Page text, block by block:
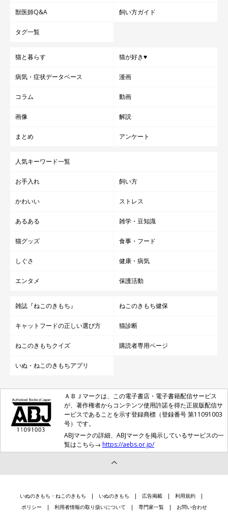
獣医師Q&A 飼い方ガイド
タグ一覧
猫と暮らす 猫が好き♥
病気・症状データベース 漫画
コラム 動画
画像 解説
まとめ アンケート
人気キーワード一覧
お手入れ 飼い方
かわいい ストレス
あるある 雑学・豆知識
猫グッズ 食事・フード
しぐさ 健康・病気
エンタメ 保護活動
雑誌『ねこのきもち』 ねこのきもち健保
キャットフードの正しい選び方 猫診断
ねこのきもちクイズ 購読者専用ページ
いぬ・ねこのきもちアプリ
ＡＢＪマークは、この電子書店・電子書籍配信サービス
が、著作権者からコンテンツ使用許諾を得た正規版配信サ
ービスであることを示す登録商標（登録番号 第11091003
号）です。
ABJマークの詳細、ABJマークを掲示しているサービスの一
覧はこちら→ https://aebs.or.jp/
いぬのきもち・ねこのきもち いぬのきもち 広告掲載
利用規約
ポリシー
利用者情報の取り扱いについて 専門家一覧 お問い合わせ